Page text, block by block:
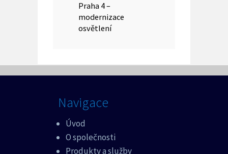
Praha 4 –
modernizace
osvětlení
Navigace
Úvod
O společnosti
Produkty a služby